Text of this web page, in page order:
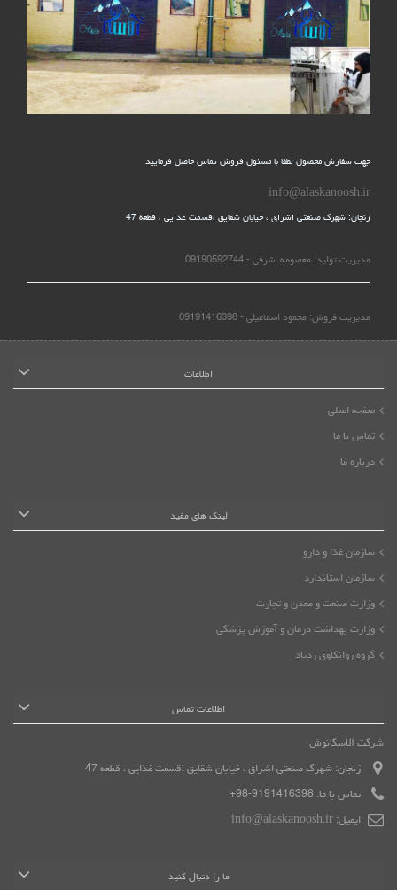
جهت سفارش محصول لطفا با مسئول فروش تماس حاصل فرمایید
info@alaskanoosh.ir
زنجان: شهرک صنعتی اشراق ، خیابان شقایق ،قسمت غذایی ، قطعه 47
مدیریت تولید: معصومه اشرفی - 09190592744
مدیریت فروش: محمود اسماعیلی - 09191416398
اطلاعات
صفحه اصلی
تماس با ما
درباره ما
لینک های مفید
سازمان غذا و دارو
سازمان استاندارد
وزارت صنعت و معدن و تجارت
وزارت بهداشت درمان و آموزش پزشکی
گروه روانکاوی ردیاد
اطلاعات تماس
شرکت آلاسکانوش
زنجان: شهرک صنعتی اشراق ، خیابان شقایق ،قسمت غذایی ، قطعه 47
تماس با ما: 9191416398-98+
ایمیل:info@alaskanoosh.ir
ما را دنبال کنید